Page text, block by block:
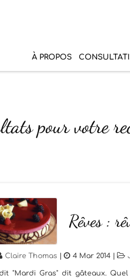
À PROPOS
pour votre
Rêves :
Claire Thomas 4 Mar 2014
"Mardi Gras" dit gâteaux.